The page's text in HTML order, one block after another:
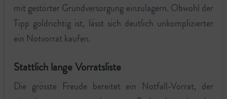
mit gestörter Grundversorgung einzulagern. Obwohl der
Tipp goldrichtig ist, lässt sich deutlich unkomplizierter
ein Notvorrat kaufen.
Stattlich lange Vorratsliste
Die grösste Freude bereitet ein Notfall-Vorrat, der